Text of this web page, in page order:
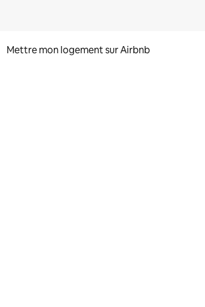
Mettre mon logement sur Airbnb